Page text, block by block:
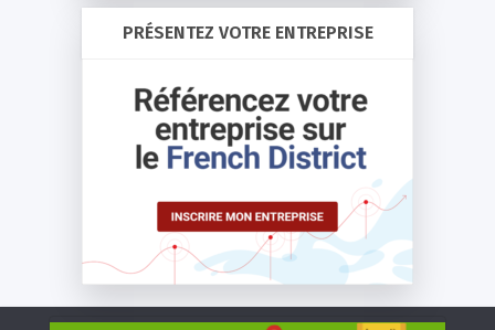
PRÉSENTEZ VOTRE ENTREPRISE